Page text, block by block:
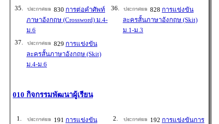
35.
830 การต่อคำศัพท์
ภาษาอังกฤษ (Crossword) ม.4-
ม.6
36. 828 การแข่งขัน
ละครสั้นภาษาอังกฤษ (Skit)
ม.1-ม.3
37.
829 การแข่งขัน
ละครสั้นภาษาอังกฤษ (Skit)
ม.4-ม.6
010 กิจกรรมพัฒนาผู้เรียน
1. 191 การแข่งขัน
2. 192 การแข่งขันการ